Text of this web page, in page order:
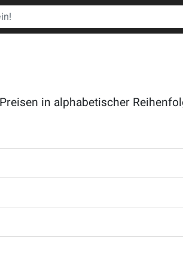
in alphabetischer